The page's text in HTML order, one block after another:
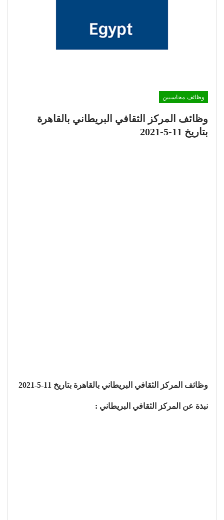
وظائف محاسبين
وظائف المركز الثقافي البريطاني بالقاهرة
بتاريخ 11-5-2021
وظائف المركز الثقافي البريطاني بالقاهرة بتاريخ 11-5-2021
نبذة عن المركز الثقافي البريطاني :